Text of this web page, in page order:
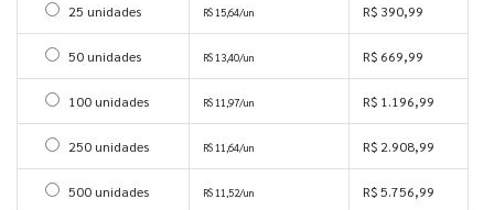
Selecionar 25 unidades
25 unidades R$ 15,64/un R$ 390,99
Selecionar 50 unidades
50 unidades R$ 13,40/un R$ 669,99
Selecionar 100 unidades
100 unidades R$ 11,97/un R$ 1.196,99
Selecionar 250 unidades
250 unidades R$ 11,64/un R$ 2.908,99
Selecionar 500 unidades
500 unidades R$ 11,52/un R$ 5.756,99